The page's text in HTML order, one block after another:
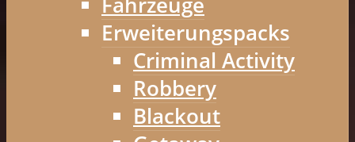
Erweiterungspacks
Criminal Activity
Robbery
Blackout